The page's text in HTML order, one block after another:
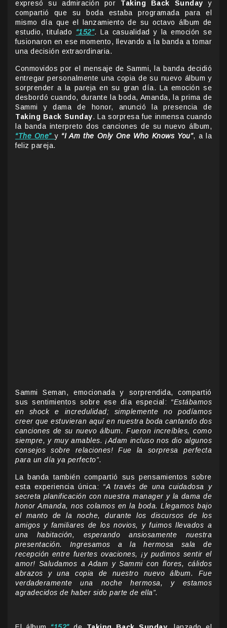
expresó su admiración por Taking Back Sundayy
compartió que su boda estaba programada para el
mismo día que el lanzamiento de su octavo álbum de
estudio, titulado “152”. La casualidad y la emoción se
fusionaron en ese momento, llevando a la banda a tomar
una decisión extraordinaria.
Conmovidos por el mensaje de Sammi, la banda decidió
entregar personalmente una copia de su nuevo álbum y
sorprender a la pareja en su gran día. La emoción se
desbordó cuando, durante la boda, Amanda, la prima de
Sammi y dama de honor, anunció la presencia de
Taking Back Sunday. La sorpresa fue inmensa cuando
la banda interpreto dos canciones de su nuevo álbum,
“The One” y “I Am the Only One Who Knows You”, a la
feliz pareja.
Sammi Seman, emocionada y sorprendida, compartió
sus sentimientos sobre ese día especial: “Estábamos
en shock e incredulidad; simplemente no podíamos
creer que estuvieran aquí en nuestra boda cantando dos
canciones de su nuevo álbum. Fueron increíbles, como
siempre, y muy amables. ¡Adam incluso nos dio algunos
consejos sobre relaciones! Fue la sorpresa perfecta
para un día ya perfecto”.
La banda también compartió sus pensamientos sobre
esta experiencia única: “A través de una cuidadosa y
secreta planificación con nuestra manager y la dama de
honor Amanda, nos colamos en la boda. Llegamos bajo
el manto de la noche, durante los discursos de los
amigos y familiares de los novios, y fuimos llevados a
una habitación, esperando ansiosamente nuestra
presentación. Ingresamos a la hermosa sala de
recepción entre fuertes ovaciones, ¡y pudimos sentir el
amor! Saludamos a Adam y Sammi con flores, cálidos
abrazos y una copia de nuestro nuevo álbum. Fue
verdaderamente una noche hermosa, y estamos
agradecidos de haber sido parte de ella”.